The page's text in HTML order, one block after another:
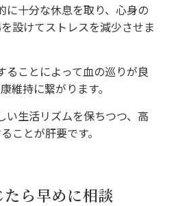
に十分な休息を取り、心身の
設けてストレスを減少させま
ることによって血の巡りが良
維持に繋がります。
い生活リズムを保ちつつ、高
ことが肝要です。
ら早めに相談